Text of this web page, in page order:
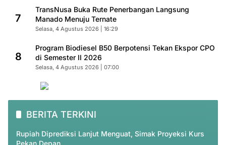
7
TransNusa Buka Rute Penerbangan Langsung
Manado Menuju Ternate
Selasa, 4 Agustus 2026 | 16:29
8
Program Biodiesel B50 Berpotensi Tekan Ekspor CPO
di Semester II 2026
Selasa, 4 Agustus 2026 | 07:00
BERITA TERKINI
Rupiah Diprediksi Lanjut Menguat, Simak Proyeksi Kurs
Pekan Depan